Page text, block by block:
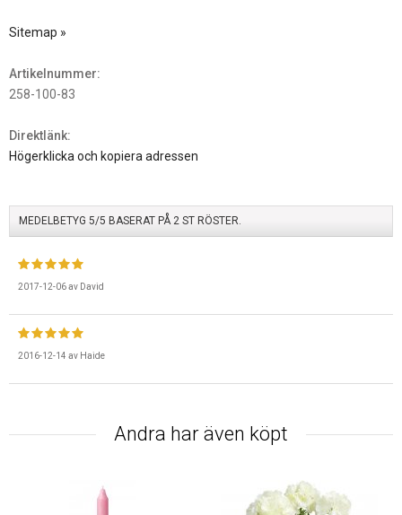
Sitemap »
Artikelnummer:
258-100-83
Direktlänk:
Högerklicka och kopiera adressen
MEDELBETYG 5/5 BASERAT PÅ2 ST RÖSTER.
2017-12-06av David
2016-12-14 av Haide
Andra har även köpt